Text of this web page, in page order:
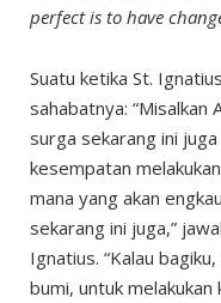
perfect is to have
Suatu ketika St.
sahabatnya: “Misalkan
surga sekarang ini
kesempatan
mana yang akan
sekarang ini juga,”
Ignatius. “Kalau
bumi, untuk melakukan